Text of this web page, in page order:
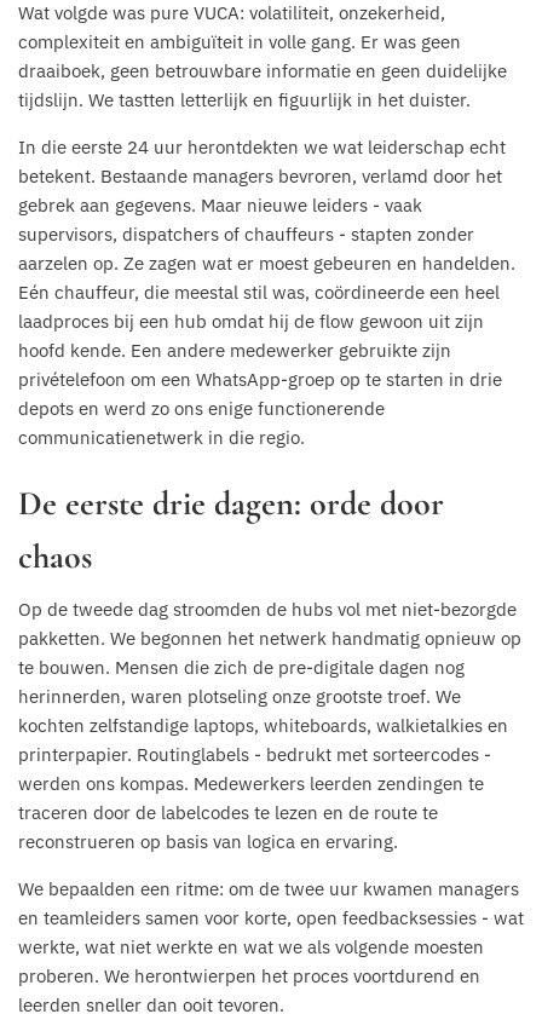
Wat volgde was pure VUCA: volatiliteit, onzekerheid,
complexiteit en ambiguïteit in volle gang. Er was geen
draaiboek, geen betrouwbare informatie en geen duidelijke
tijdslijn. We tastten letterlijk en figuurlijk in het duister.
In die eerste 24 uur herontdekten we wat leiderschap echt
betekent. Bestaande managers bevroren, verlamd door het
gebrek aan gegevens. Maar nieuwe leiders - vaak
supervisors, dispatchers of chauffeurs - stapten zonder
aarzelen op. Ze zagen wat er moest gebeuren en handelden.
Eén chauffeur, die meestal stil was, coördineerde een heel
laadproces bij een hub omdat hij de flow gewoon uit zijn
hoofd kende. Een andere medewerker gebruikte zijn
privételefoon om een WhatsApp-groep op te starten in drie
depots en werd zo ons enige functionerende
communicatienetwerk in die regio.
De eerste drie dagen: orde door
chaos
Op de tweede dag stroomden de hubs vol met niet-bezorgde
pakketten. We begonnen het netwerk handmatig opnieuw op
te bouwen. Mensen die zich de pre-digitale dagen nog
herinnerden, waren plotseling onze grootste troef. We
kochten zelfstandige laptops, whiteboards, walkietalkies en
printerpapier. Routinglabels - bedrukt met sorteercodes -
werden ons kompas. Medewerkers leerden zendingen te
traceren door de labelcodes te lezen en de route te
reconstrueren op basis van logica en ervaring.
We bepaalden een ritme: om de twee uur kwamen managers
en teamleiders samen voor korte, open feedbacksessies - wat
werkte, wat niet werkte en wat we als volgende moesten
proberen. We herontwierpen het proces voortdurend en
leerden sneller dan ooit tevoren.